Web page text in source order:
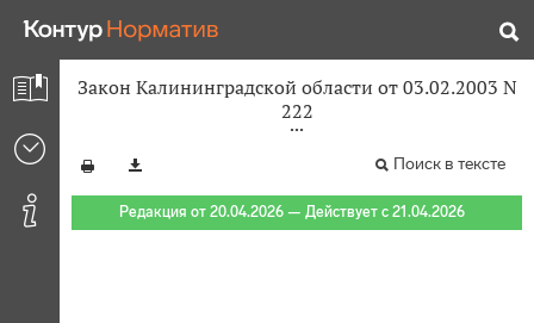
Закон Калининградской области от 03.02.2003 N
222
Поиск в тексте
Редакция от 20.04.2026 — Действует с 21.04.2026